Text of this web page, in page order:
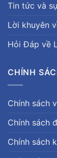
Tin tức và
Lời khuyên
Hỏi Đáp về
CHÍNH
Chính sách
Chính sách
Chính sách